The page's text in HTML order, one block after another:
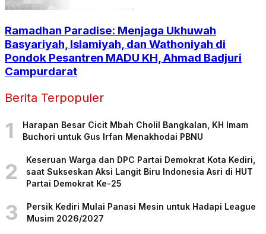
Ramadhan Paradise: Menjaga Ukhuwah
Basyariyah, Islamiyah, dan Wathoniyah di
Pondok Pesantren MADU KH, Ahmad Badjuri
Campurdarat
Berita Terpopuler
1
Harapan Besar Cicit Mbah Cholil Bangkalan, KH Imam
Buchori untuk Gus Irfan Menakhodai PBNU
2
Keseruan Warga dan DPC Partai Demokrat Kota Kediri,
saat Sukseskan Aksi Langit Biru Indonesia Asri di HUT
Partai Demokrat Ke-25
3
Persik Kediri Mulai Panasi Mesin untuk Hadapi League
Musim 2026/2027